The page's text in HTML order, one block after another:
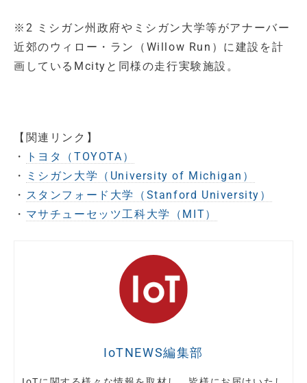
※2 ミシガン州政府やミシガン大学等がアナーバー
近郊のウィロー・ラン（Willow Run）に建設を計
画しているMcityと同様の走行実験施設。
【関連リンク】
・
トヨタ（TOYOTA）
・
ミシガン大学（University of Michigan）
・ スタンフォード大学（Stanford University）
・ マサチューセッツ工科大学（MIT）
IoTNEWS編集部